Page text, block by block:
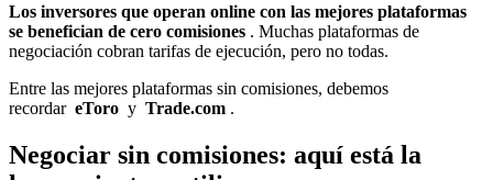
Los inversores que operan online con las mejores plataformas
se benefician de cero comisiones . Muchas plataformas de
negociación cobran tarifas de ejecución, pero no todas.
Entre las mejores plataformas sin comisiones, debemos
recordar eToro y Trade.com .
Negociar sin comisiones: aquí está la